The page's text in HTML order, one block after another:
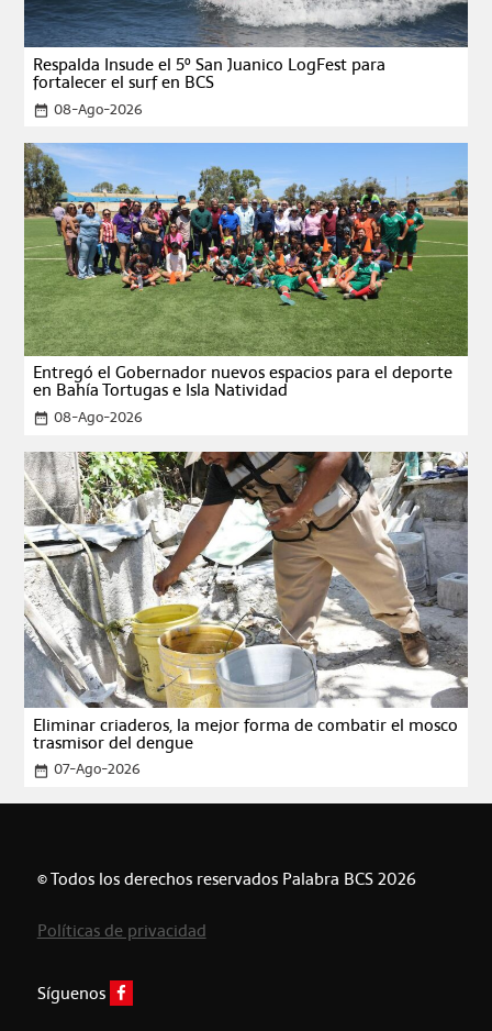
Respalda Insude el 5º San Juanico LogFest para
fortalecer el surf en BCS
date_range 08-Ago-2026
Entregó el Gobernador nuevos espacios para el deporte
en Bahía Tortugas e Isla Natividad
date_range 08-Ago-2026
Eliminar criaderos, la mejor forma de combatir el mosco
trasmisor del dengue
date_range 07-Ago-2026
© Todos los derechos reservados Palabra BCS 2026
Políticas de privacidad
Síguenos